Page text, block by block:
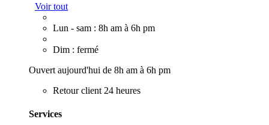
Voir tout
Lun - sam : 8h am à 6h pm
Dim : fermé
Ouvert aujourd'hui de 8h am à 6h pm
Retour client 24 heures
Services